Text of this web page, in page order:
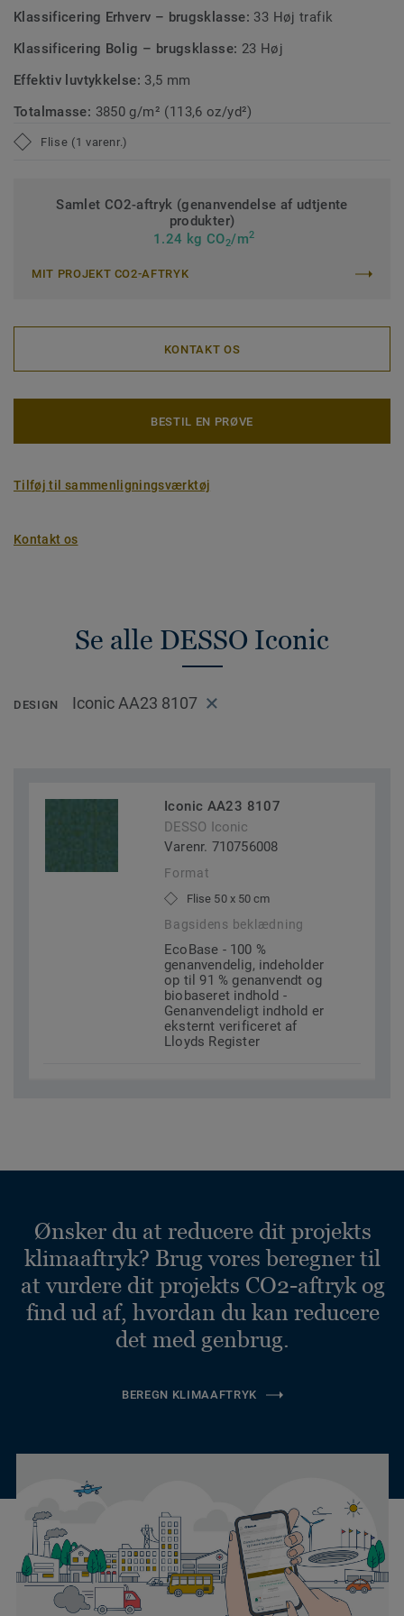
Klassificering Erhverv – brugsklasse: 33 Høj trafik
Klassificering Bolig – brugsklasse: 23 Høj
Effektiv luvtykkelse: 3,5 mm
Totalmasse: 3850 g/m² (113,6 oz/yd²)
Flise (1 varenr.)
Samlet CO2-aftryk (genanvendelse af udtjente
produkter)
1.24 kg CO2/m2
MIT PROJEKT CO2-AFTRYK
KONTAKT OS
BESTIL EN PRØVE
Tilføj til sammenligningsværktøj
Kontakt os
Se alle DESSO Iconic
DESIGN Iconic AA23 8107
Iconic AA23 8107
DESSO Iconic
Varenr. 710756008
Format
Flise 50 x 50 cm
Bagsidens beklædning
EcoBase - 100 %
genanvendelig, indeholder
op til 91 % genanvendt og
biobaseret indhold -
Genanvendeligt indhold er
eksternt verificeret af
Lloyds Register
Ønsker du at reducere dit projekts
klimaaftryk? Brug vores beregner til
at vurdere dit projekts CO2-aftryk og
find ud af, hvordan du kan reducere
det med genbrug.
BEREGN KLIMAAFTRYK